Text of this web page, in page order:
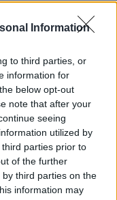
Information
to third parties, or
information for
below opt-out
note that after your
seeing
utilized by
parties prior to
of the further
third parties on the
information may
οι
«έκπτωση» 25%